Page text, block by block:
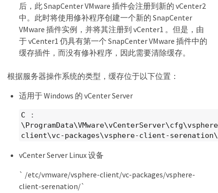
后，此 SnapCenter VMware 插件会注册到新的 vCenter2
中。此时将使用修补程序创建一个新的 SnapCenter
VMware 插件实例，并将其注册到 vCenter1 。但是，由
于 vCenter1 仍具有第一个 SnapCenter VMware 插件中的
缓存插件，而没有修补程序，因此需要清除缓存。
根据服务器操作系统的类型，缓存位于以下位置：
适用于 Windows 的 vCenter Server
C ：
client\vc-packages\vsphere-client-serenation\
vCenter Server Linux 设备
` /etc/vmware/vsphere-client/vc-packages/vsphere-
client-serenation/`